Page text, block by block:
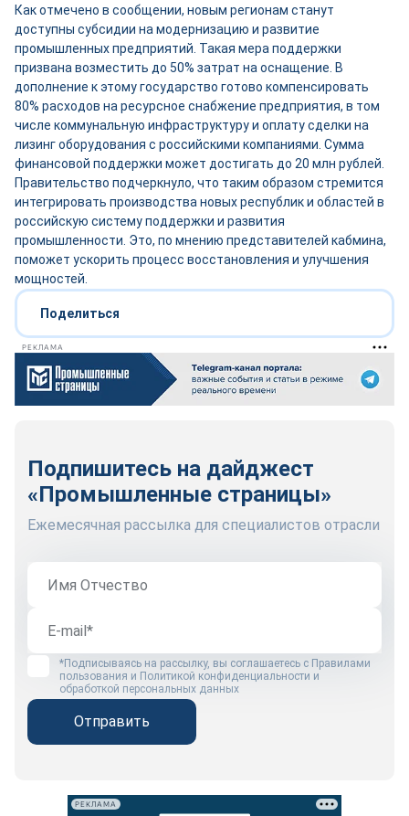
Как отмечено в сообщении, новым регионам станут
доступны субсидии на модернизацию и развитие
промышленных предприятий. Такая мера поддержки
призвана возместить до 50% затрат на оснащение. В
дополнение к этому государство готово компенсировать
80% расходов на ресурсное снабжение предприятия, в том
числе коммунальную инфраструктуру и оплату сделки на
лизинг оборудования с российскими компаниями. Сумма
финансовой поддержки может достигать до 20 млн рублей.
Правительство подчеркнуло, что таким образом стремится
интегрировать производства новых республик и областей в
российскую систему поддержки и развития
промышленности. Это, по мнению представителей кабмина,
поможет ускорить процесс восстановления и улучшения
мощностей.
Поделиться
РЕКЛАМА
Подпишитесь на дайджест
«Промышленные страницы»
Ежемесячная рассылка для специалистов отрасли
*Подписываясь на рассылку, вы соглашаетесь с Правилами
пользования и Политикой конфиденциальности и
обработкой персональных данных
Отправить
РЕКЛАМА